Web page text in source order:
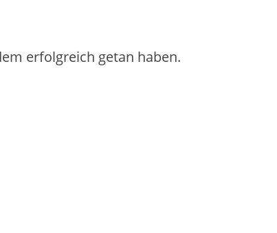
erfolgreich getan haben.